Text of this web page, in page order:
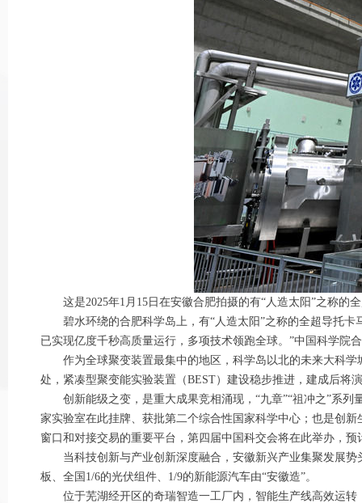
这是2025年1月15日在安徽合肥拍摄的有“人造太阳”之称的
碧水环绕的合肥科学岛上，有“人造太阳”之称的全超导托卡
已实现亿度千秒高质量运行，多项技术领跑全球。”中国科学院
作为全球聚变装置最集中的地区，科学岛以北的未来大科学
处，紧凑型聚变能实验装置（BEST）建设稳步推进，建成后将
创新能级之变，是重大成果竞相涌现，“九章”“祖冲之”系列
家实验室在此挂牌、获批第二个综合性国家科学中心；也是创
窗口和对接交易的重要平台，第四届中国科交会将在此举办，预
当科技创新与产业创新深度融合，安徽新兴产业集聚发展势
板、全国1/6的光伏组件、1/9的新能源汽车由“安徽造”。
位于芜湖经开区的奇瑞智造一工厂内，智能生产线高效运转